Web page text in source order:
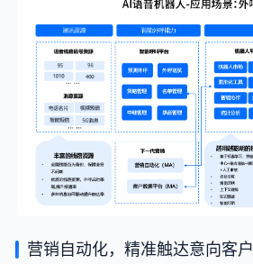
营销自动化，精准触达意向客户